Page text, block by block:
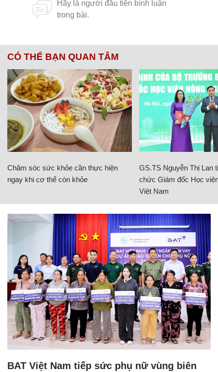
CÓ THỂ BẠN QUAN TÂM
Chăm sóc sức khỏe cần thực hiện
ngay khi cơ thể còn khỏe
GS.TS Nguyễn Thị Lan
chức Giám đốc Học
Việt Nam
BAT Việt Nam tiếp sức phụ nữ vùng biên